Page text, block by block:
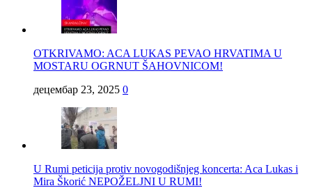
OTKRIVAMO: ACA LUKAS PEVAO HRVATIMA U
MOSTARU OGRNUT ŠAHOVNICOM!
децембар 23, 2025 0
U Rumi peticija protiv novogodišnjeg koncerta: Aca Lukas i
Mira Škorić NEPOŽELJNI U RUMI!